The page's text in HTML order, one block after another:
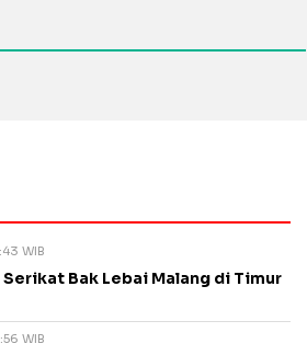
WIB
Bak Lebai Malang di Timur
WIB